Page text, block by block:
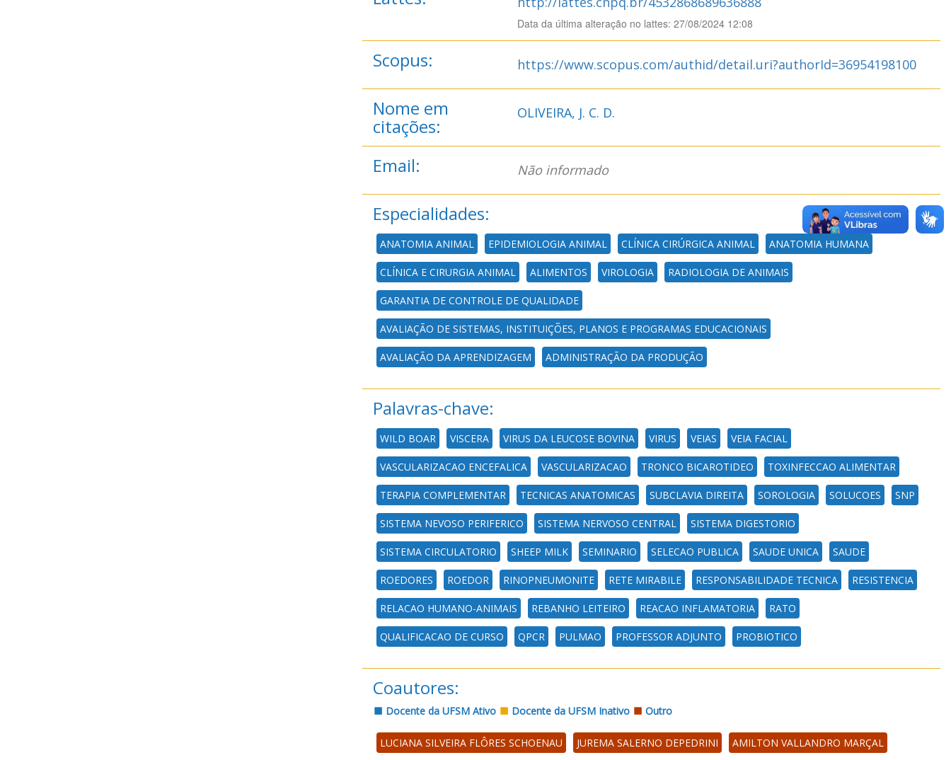
Data da última alteração no lattes: 27/08/2024 12:08
Scopus: https://www.scopus.com/authid/detail.uri?authorId=36954198100
Nome em
citações:
OLIVEIRA, J. C. D.
Email: Não informado
Especialidades:
ANATOMIA ANIMAL EPIDEMIOLOGIA ANIMAL CLÍNICA CIRÚRGICA ANIMAL ANATOMIA HUMANA
CLÍNICA E CIRURGIA ANIMAL ALIMENTOS VIROLOGIA RADIOLOGIA DE ANIMAIS
GARANTIA DE CONTROLE DE QUALIDADE
AVALIAÇÃO DE SISTEMAS, INSTITUIÇÕES, PLANOS E PROGRAMAS EDUCACIONAIS
AVALIAÇÃO DA APRENDIZAGEM ADMINISTRAÇÃO DA PRODUÇÃO
Palavras-chave:
WILD BOAR VISCERA VIRUS DA LEUCOSE BOVINA VIRUS VEIAS VEIA FACIAL
VASCULARIZACAO ENCEFALICA VASCULARIZACAO TRONCO BICAROTIDEO TOXINFECCAO ALIMENTAR
TERAPIA COMPLEMENTAR TECNICAS ANATOMICAS SUBCLAVIA DIREITA SOROLOGIA SOLUCOES SNP
SISTEMA NEVOSO PERIFERICO SISTEMA NERVOSO CENTRAL SISTEMA DIGESTORIO
SISTEMA CIRCULATORIO SHEEP MILK SEMINARIO SELECAO PUBLICA SAUDE UNICA SAUDE
ROEDORES ROEDOR RINOPNEUMONITE RETE MIRABILE RESPONSABILIDADE TECNICA RESISTENCIA
RELACAO HUMANO-ANIMAIS REBANHO LEITEIRO REACAO INFLAMATORIA RATO
QUALIFICACAO DE CURSO QPCR PULMAO PROFESSOR ADJUNTO PROBIOTICO
Coautores:
Docente da UFSM Ativo Docente da UFSM Inativo Outro
LUCIANA SILVEIRA FLÔRES SCHOENAU JUREMA SALERNO DEPEDRINI AMILTON VALLANDRO MARÇAL